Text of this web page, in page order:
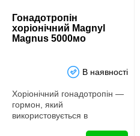
Гонадотропін
хоріонічний Magnyl
Magnus 5000мо
В наявності
Хоріонічний гонадотропін ―
гормон, який
використовується в